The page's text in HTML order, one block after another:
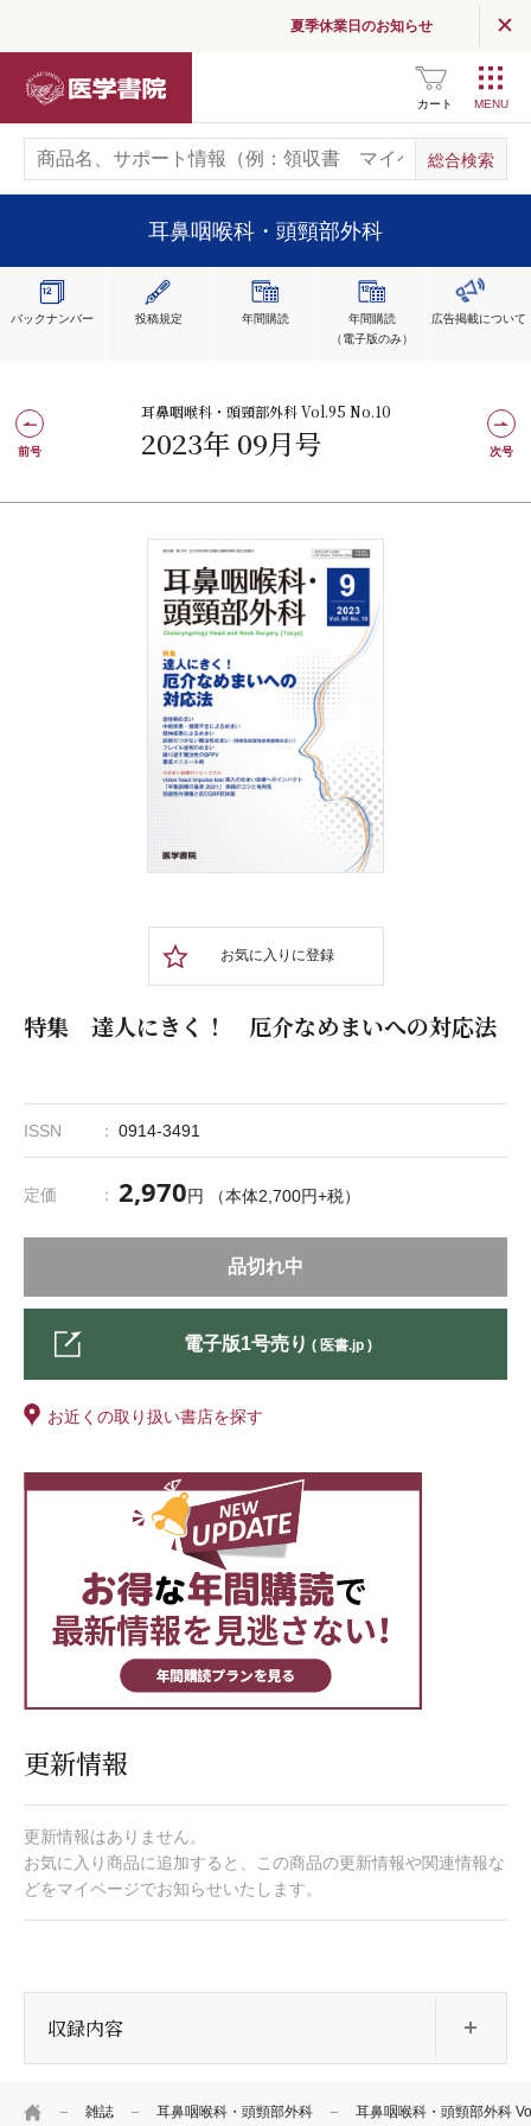
夏季休業日のお知らせ
カート
HOME 雑誌 耳鼻咽喉科・頭頸部外科 耳鼻咽喉科・頭頸部外科
耳鼻咽喉科・頭頸部外科
バックナンバー 投稿規定 年間購読
年間購読
（電子版のみ）
広告掲載について
耳鼻咽喉科・頭頸部外科 Vol.95 No.10
2023年 09月号
前号 次号
お気に入りに登録
特集 達人にきく！ 厄介なめまいへの対応法
ISSN 0914-3491
定価 2,970円 （本体2,700円+税）
品切れ中
電子版1号売り ( 医書.jp )
お近くの取り扱い書店を探す
更新情報
更新情報はありません。
お気に入り商品に追加すると、この商品の更新情報や関連情報な
どをマイページでお知らせいたします。
収録内容